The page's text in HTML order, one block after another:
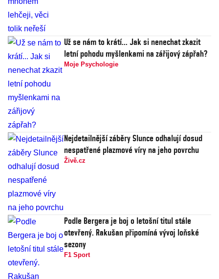
Už se nám to krátí... Jak si nenechat zkazit
letní pohodu myšlenkami na zářijový zápřah?
Moje Psychologie
Nejdetailnější záběry Slunce odhalují dosud
nespatřené plazmové víry na jeho povrchu
Živě.cz
Podle Bergera je boj o letošní titul stále
otevřený. Rakušan připomíná vývoj loňské
sezony
F1 Sport